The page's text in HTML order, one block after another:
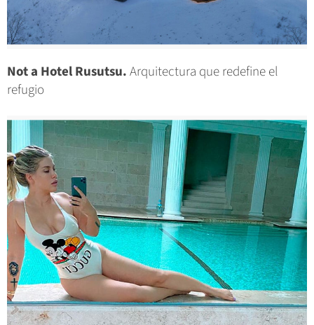
Not a Hotel Rusutsu.Arquitectura que redefine el
refugio